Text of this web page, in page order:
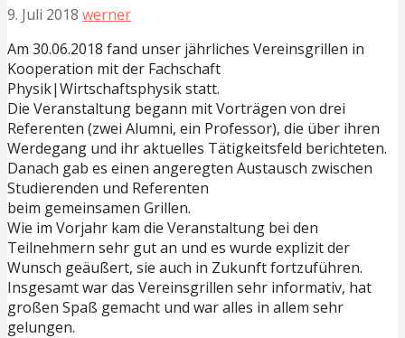
9. Juli 2018 werner
Am 30.06.2018 fand unser jährliches Vereinsgrillen in
Kooperation mit der Fachschaft
Physik|Wirtschaftsphysik statt.
Die Veranstaltung begann mit Vorträgen von drei
Referenten (zwei Alumni, ein Professor), die über ihren
Werdegang und ihr aktuelles Tätigkeitsfeld berichteten.
Danach gab es einen angeregten Austausch zwischen
Studierenden und Referenten
beim gemeinsamen Grillen.
Wie im Vorjahr kam die Veranstaltung bei den
Teilnehmern sehr gut an und es wurde explizit der
Wunsch geäußert, sie auch in Zukunft fortzuführen.
Insgesamt war das Vereinsgrillen sehr informativ, hat
großen Spaß gemacht und war alles in allem sehr
gelungen.